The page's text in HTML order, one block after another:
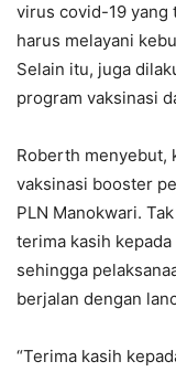
virus covid-19 yang
harus melayani
Selain itu, juga
program vaksinasi
Roberth menyebut,
vaksinasi booster
PLN Manokwari.
terima kasih
sehingga
berjalan dengan
“Terima kasih